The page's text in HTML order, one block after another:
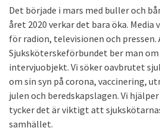
Det började i mars med buller och
året 2020 verkar det bara öka.
för radion, televisionen och pressen.
Sjuksköterskeförbundet ber man
intervjuobjekt. Vi söker oavbrutet
om sin syn på corona, vaccinering,
julen och beredskapslagen. Vi
tycker det är viktigt att
samhället.